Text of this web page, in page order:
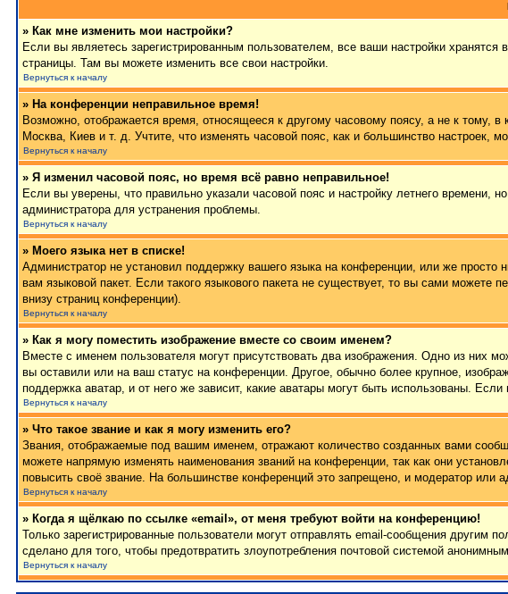
» Как мне изменить мои настройки?
Если вы являетесь зарегистрированным пользователем, все ваши настройки
страницы. Там вы можете изменить все свои настройки.
Вернуться к началу
» На конференции неправильное время!
Возможно, отображается время, относящееся к другому часовому поясу, а не к тому,
Москва, Киев и т. д. Учтите, что изменять часовой пояс, как и большинство настроек,
Вернуться к началу
» Я изменил часовой пояс, но время всё равно неправильное!
Если вы уверены, что правильно указали часовой пояс и настройку летнего времени,
администратора для устранения проблемы.
Вернуться к началу
» Моего языка нет в списке!
Администратор не установил поддержку вашего языка на конференции, или же
вам языковой пакет. Если такого языкового пакета не существует, то вы сами
внизу страниц конференции).
Вернуться к началу
» Как я могу поместить изображение вместе со своим именем?
Вместе с именем пользователя могут присутствовать два изображения. Одно из них
вы оставили или на ваш статус на конференции. Другое, обычно более крупное,
поддержка аватар, и от него же зависит, какие аватары могут быть использованы.
Вернуться к началу
» Что такое звание и как я могу изменить его?
Звания, отображаемые под вашим именем, отражают количество созданных вами
можете напрямую изменять наименования званий на конференции, так как они
повысить своё звание. На большинстве конференций это запрещено, и модератор или
Вернуться к началу
» Когда я щёлкаю по ссылке «email», от меня требуют войти на конференцию!
Только зарегистрированные пользователи могут отправлять email-сообщения
сделано для того, чтобы предотвратить злоупотребления почтовой системой
Вернуться к началу